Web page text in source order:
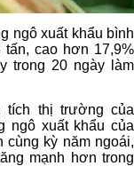
ngô xuất khẩu bình
tấn, cao hơn 17,9%
trong 20 ngày làm
tích thị trường của
ngô xuất khẩu của
cùng kỳ năm ngoái,
mạnh hơn trong